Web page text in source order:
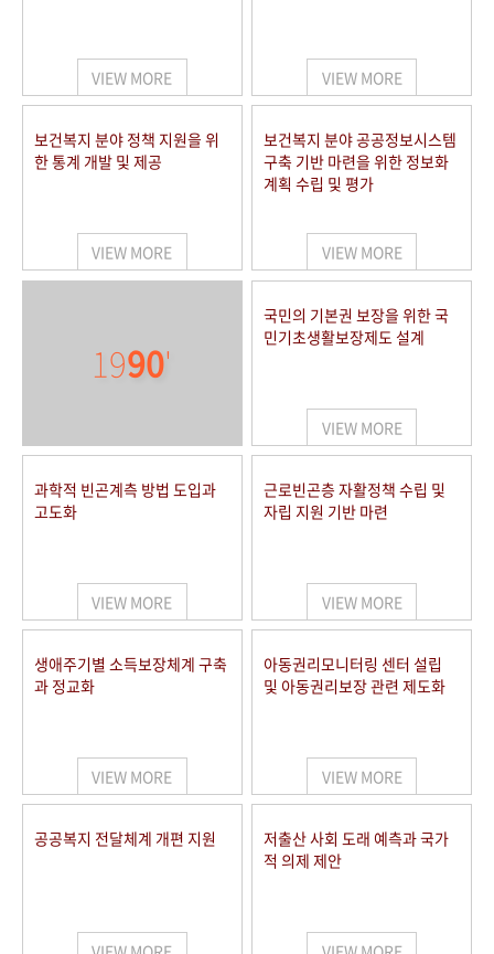
VIEW MORE VIEW MORE
보건복지 분야 정책 지원을 위
한 통계 개발 및 제공
VIEW MORE
보건복지 분야 공공정보시스템
구축 기반 마련을 위한 정보화
계획 수립 및 평가
VIEW MORE
1990'
국민의 기본권 보장을 위한 국
민기초생활보장제도 설계
VIEW MORE
과학적 빈곤계측 방법 도입과
고도화
VIEW MORE
근로빈곤층 자활정책 수립 및
자립 지원 기반 마련
VIEW MORE
생애주기별 소득보장체계 구축
과 정교화
VIEW MORE
아동권리모니터링 센터 설립
및 아동권리보장 관련 제도화
VIEW MORE
공공복지 전달체계 개편 지원
저출산 사회 도래 예측과 국가
적 의제 제안